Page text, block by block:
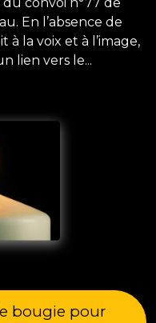
En l’absence de
la voix et à l’image,
lien vers le...
bougie pour